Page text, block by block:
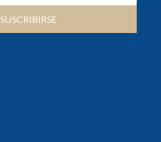
SUSCRIBIRSE